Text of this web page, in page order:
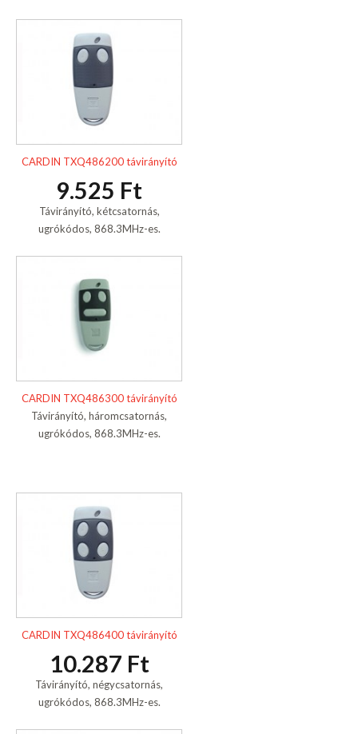
CARDIN TXQ486200 távirányító
9.525 Ft
Távirányító, kétcsatornás,
ugrókódos, 868.3MHz-es.
CARDIN TXQ486300 távirányító
Távirányító, háromcsatornás,
ugrókódos, 868.3MHz-es.
CARDIN TXQ486400 távirányító
10.287 Ft
Távirányító, négycsatornás,
ugrókódos, 868.3MHz-es.